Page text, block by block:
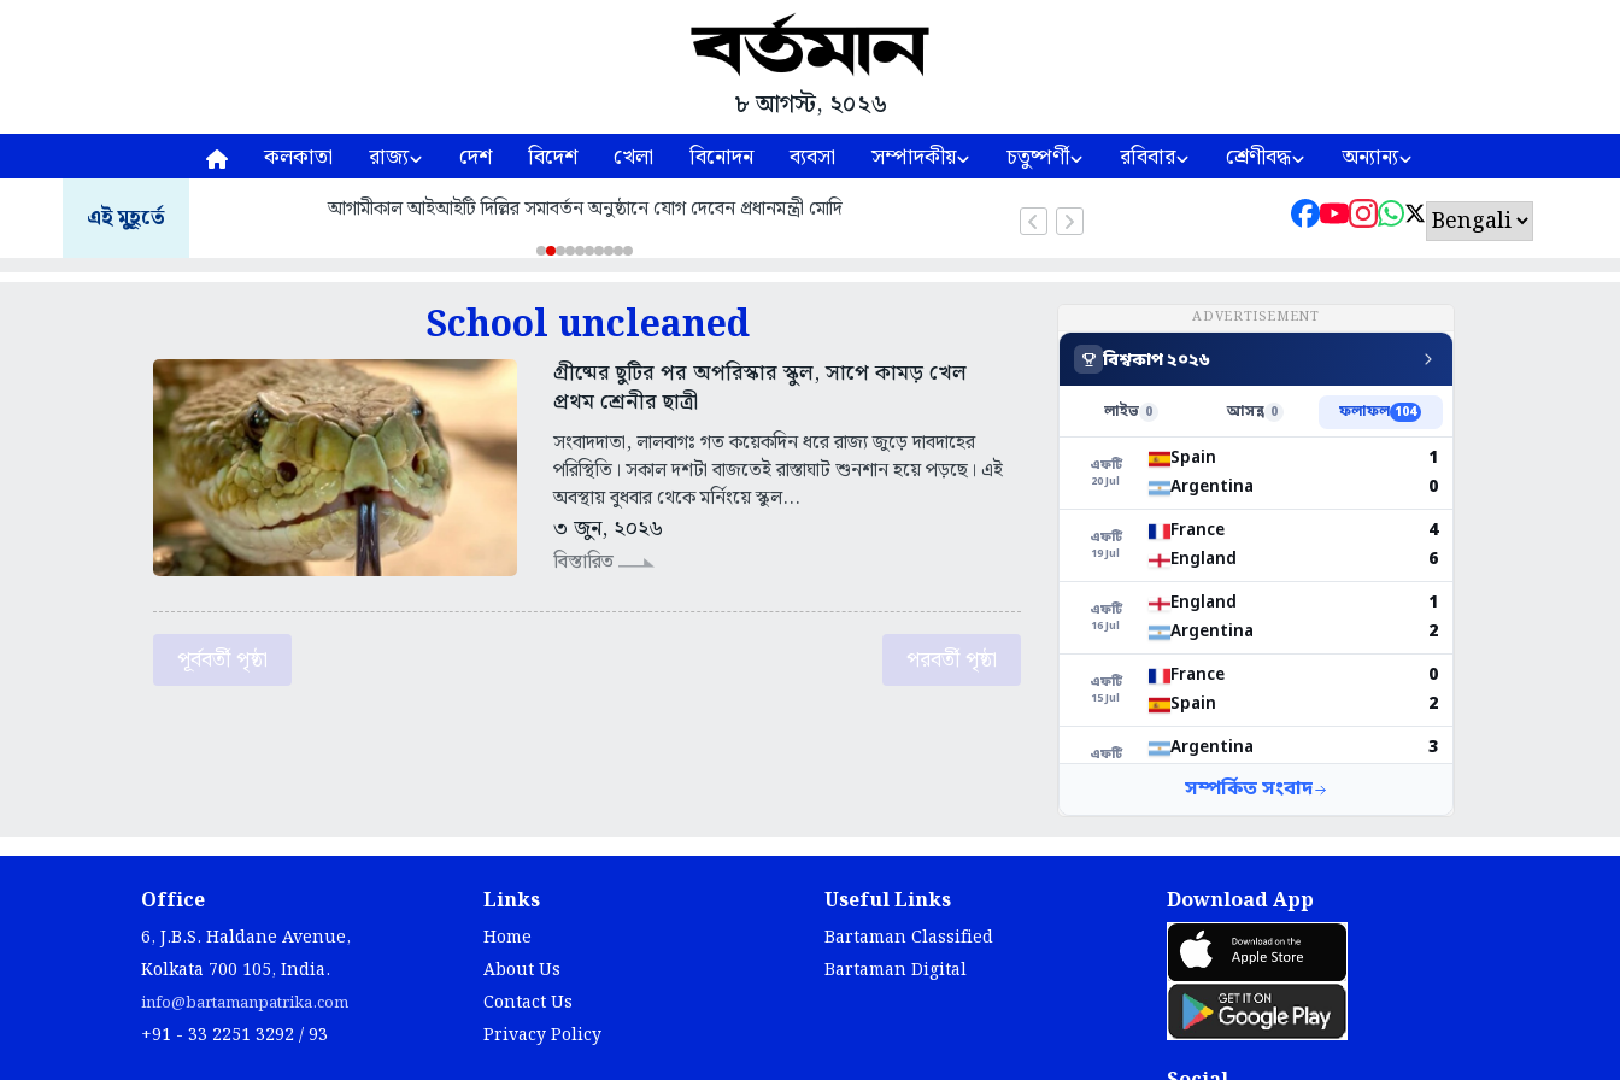
৮ আগস্ট, ২০২৬
কলকাতা রাজ্য দেশ বিদেশ খেলা বিনোদন ব্যবসা সম্পাদকীয় চতুষ্পর্ণী রবিবার শ্রেণীবদ্ধ অন্যান্য
এই মুহূর্তে আগামীকাল আইআইটি দিল্লির সমাবর্তন অনুষ্ঠানে যোগ দেবেন প্রধানমন্ত্রী মোদি
School uncleaned
গ্রীষ্মের ছুটির পর অপরিস্কার স্কুল, সাপে কামড় খেল
প্রথম শ্রেনীর ছাত্রী
সংবাদদাতা, লালবাগঃ গত কয়েকদিন ধরে রাজ্য জুড়ে দাবদাহের
পরিস্থিতি। সকাল দশটা বাজতেই রাস্তাঘাট শুনশান হয়ে পড়ছে। এই
অবস্থায় বুধবার থেকে মর্নিংয়ে স্কুল...
৩ জুন, ২০২৬
বিস্তারিত
পূর্ববর্তী পৃষ্ঠা পরবর্তী পৃষ্ঠা
ADVERTISEMENT
Office
6, J.B.S. Haldane Avenue,
Kolkata 700 105, India.
info@bartamanpatrika.com
+91 - 33 2251 3292 / 93
Links
Home
About Us
Contact Us
Privacy Policy
Useful Links
Bartaman Classified
Bartaman Digital
Download App